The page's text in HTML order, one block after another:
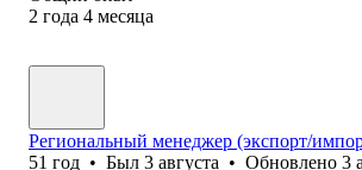
2 года 4 месяца
Региональный менеджер (экспорт/
51 год • Был 3 августа • Обновлено 3